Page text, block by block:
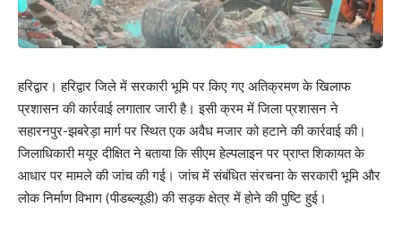
हरिद्वार। हरिद्वार जिले में सरकारी भूमि पर किए गए अतिक्रमण के खिलाफ
प्रशासन की कार्रवाई लगातार जारी है। इसी क्रम में जिला प्रशासन ने
सहारनपुर-झबरेड़ा मार्ग पर स्थित एक अवैध मजार को हटाने की कार्रवाई की।
जिलाधिकारी मयूर दीक्षित ने बताया कि सीएम हेल्पलाइन पर प्राप्त शिकायत के
आधार पर मामले की जांच की गई। जांच में संबंधित संरचना के सरकारी भूमि और
लोक निर्माण विभाग (पीडब्ल्यूडी) की सड़क क्षेत्र में होने की पुष्टि हुई।